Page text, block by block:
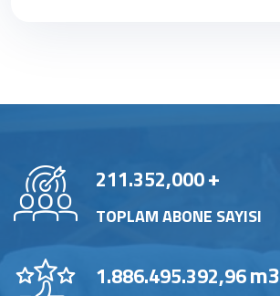
211.352,000+
TOPLAM ABONE SAYISI
1.886.495.392,96m3